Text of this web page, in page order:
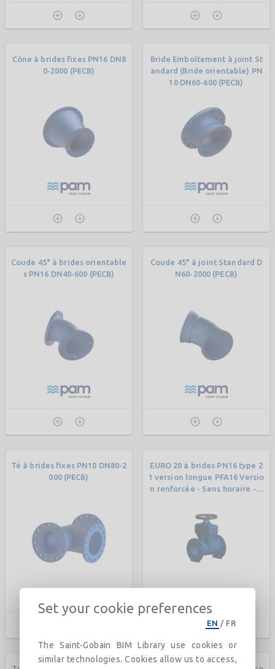
Cône à brides fixes PN16 DN8
0-2000 (PECB)
Bride Emboîtement à joint St
andard (Bride orientable) PN
10 DN60-600 (PECB)
Coude 45° à brides orientable
s PN16 DN40-600 (PECB)
Coude 45° à joint Standard D
N60-2000 (PECB)
Té à brides fixes PN10 DN80-2
000 (PECB)
EURO 20 à brides PN16 type 2
1 version longue PFA16 Versio
n renforcée - Sens horaire - V
Set your cookie preferences
EN / FR
The Saint-Gobain BIM Library use cookies or
similar technologies. Cookies allow us to access,